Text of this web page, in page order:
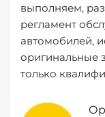
выполняем,
регламент
автомобилей,
оригинальные
только